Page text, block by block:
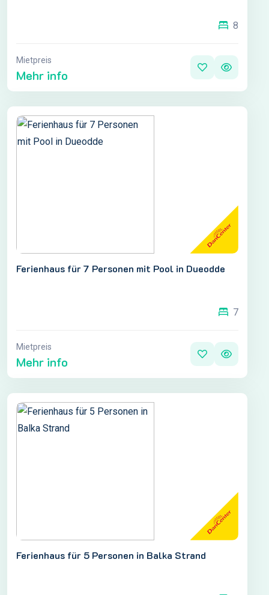
8
Mietpreis
Mehr info
Ferienhaus für 7 Personen mit Pool in Dueodde
7
Mietpreis
Mehr info
Ferienhaus für 5 Personen in Balka Strand